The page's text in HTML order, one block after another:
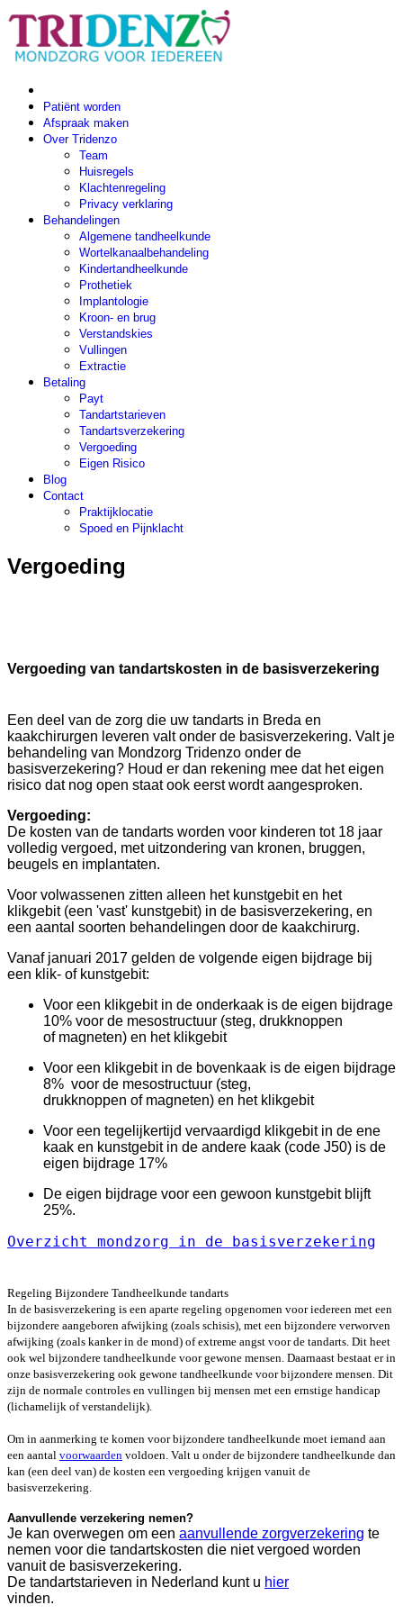
Patiënt worden
Afspraak maken
Over Tridenzo
Team
Huisregels
Klachtenregeling
Privacy verklaring
Behandelingen
Algemene tandheelkunde
Wortelkanaalbehandeling
Kindertandheelkunde
Prothetiek
Implantologie
Kroon- en brug
Verstandskies
Vullingen
Extractie
Betaling
Payt
Tandartstarieven
Tandartsverzekering
Vergoeding
Eigen Risico
Blog
Contact
Praktijklocatie
Spoed en Pijnklacht
Vergoeding
Vergoeding van tandartskosten in de basisverzekering
Een deel van de zorg die uw tandarts in Breda en
kaakchirurgen leveren valt onder de basisverzekering. Valt je
behandeling van Mondzorg Tridenzo onder de
basisverzekering? Houd er dan rekening mee dat het eigen
risico dat nog open staat ook eerst wordt aangesproken.
Vergoeding:
De kosten van de tandarts worden voor kinderen tot 18 jaar
volledig vergoed, met uitzondering van kronen, bruggen,
beugels en implantaten.
Voor volwassenen zitten alleen het kunstgebit en het
klikgebit (een 'vast' kunstgebit) in de basisverzekering, en
een aantal soorten behandelingen door de kaakchirurg.
Vanaf januari 2017 gelden de volgende eigen bijdrage bij
een klik- of kunstgebit:
Voor een klikgebit in de onderkaak is de eigen bijdrage
10% voor de mesostructuur (steg, drukknoppen
of magneten) en het klikgebit
Voor een klikgebit in de bovenkaak is de eigen bijdrage
8% voor de mesostructuur (steg,
drukknoppen of magneten) en het klikgebit
Voor een tegelijkertijd vervaardigd klikgebit in de ene
kaak en kunstgebit in de andere kaak (code J50) is de
eigen bijdrage 17%
De eigen bijdrage voor een gewoon kunstgebit blijft
25%.
Overzicht mondzorg in de basisverzekering
Regeling Bijzondere Tandheelkunde tandarts
In de basisverzekering is een aparte regeling opgenomen voor iedereen met een
bijzondere aangeboren afwijking (zoals schisis), met een bijzondere verworven
afwijking (zoals kanker in de mond) of extreme angst voor de tandarts. Dit heet
ook wel bijzondere tandheelkunde voor gewone mensen. Daarnaast bestaat er in
onze basisverzekering ook gewone tandheelkunde voor bijzondere mensen. Dit
zijn de normale controles en vullingen bij mensen met een ernstige handicap
(lichamelijk of verstandelijk).
Om in aanmerking te komen voor bijzondere tandheelkunde moet iemand aan
een aantal voorwaarden voldoen. Valt u onder de bijzondere tandheelkunde dan
kan (een deel van) de kosten een vergoeding krijgen vanuit de
basisverzekering.
Aanvullende verzekering nemen?
Je kan overwegen om een aanvullende zorgverzekering te
nemen voor die tandartskosten die niet vergoed worden
vanuit de basisverzekering.
De tandartstarieven in Nederland kunt u hier
vinden.